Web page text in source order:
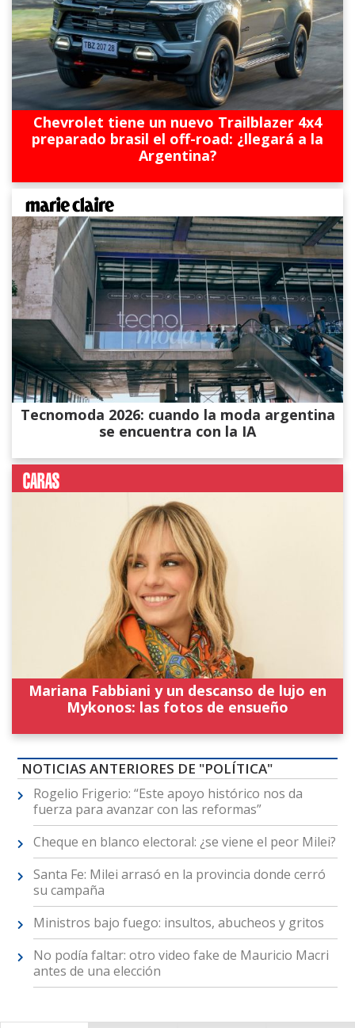
Chevrolet tiene un nuevo Trailblazer 4x4
preparado brasil el off-road: ¿llegará a la
Argentina?
Tecnomoda 2026: cuando la moda argentina
se encuentra con la IA
Mariana Fabbiani y un descanso de lujo en
Mykonos: las fotos de ensueño
NOTICIAS ANTERIORES DE "POLÍTICA"
Rogelio Frigerio: “Este apoyo histórico nos da
fuerza para avanzar con las reformas”
Cheque en blanco electoral: ¿se viene el peor Milei?
Santa Fe: Milei arrasó en la provincia donde cerró
su campaña
Ministros bajo fuego: insultos, abucheos y gritos
No podía faltar: otro video fake de Mauricio Macri
antes de una elección